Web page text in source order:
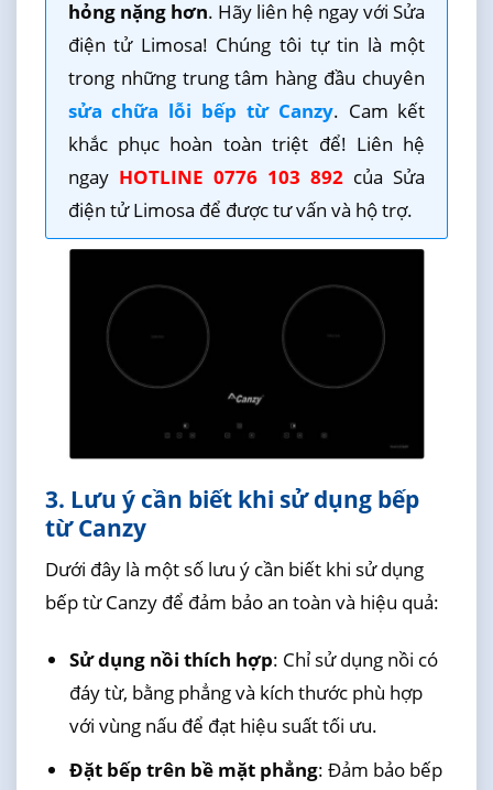
hỏng nặng hơn. Hãy liên hệ ngay với Sửa
điện tử Limosa! Chúng tôi tự tin là một
trong những trung tâm hàng đầu chuyên
sửa chữa lỗi bếp từ Canzy. Cam kết
khắc phục hoàn toàn triệt để! Liên hệ
ngay HOTLINE 0776 103 892 của Sửa
điện tử Limosa để được tư vấn và hộ trợ.
3. Lưu ý cần biết khi sử dụng bếp
từ Canzy
Dưới đây là một số lưu ý cần biết khi sử dụng
bếp từ Canzy để đảm bảo an toàn và hiệu quả:
Sử dụng nồi thích hợp: Chỉ sử dụng nồi có
đáy từ, bằng phẳng và kích thước phù hợp
với vùng nấu để đạt hiệu suất tối ưu.
Đặt bếp trên bề mặt phẳng: Đảm bảo bếp